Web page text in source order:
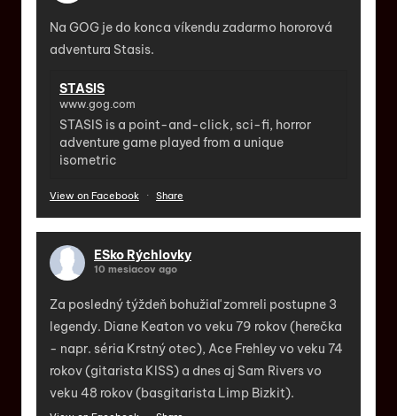
Na GOG je do konca víkendu zadarmo hororová
adventura Stasis.
STASIS
www.gog.com
STASIS is a point-and-click, sci-fi, horror
adventure game played from a unique
isometric
View on Facebook · Share
ESko Rýchlovky
10 mesiacov ago
Za posledný týždeň bohužiaľ zomreli postupne 3
legendy. Diane Keaton vo veku 79 rokov (herečka
- napr. séria Krstný otec), Ace Frehley vo veku 74
rokov (gitarista KISS) a dnes aj Sam Rivers vo
veku 48 rokov (basgitarista Limp Bizkit).